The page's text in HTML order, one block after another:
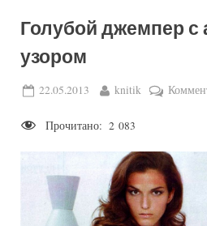
о
е
Голубой джемпер
узором
Posted
22.05.2013 By
knitik
Прочитано: 2 083